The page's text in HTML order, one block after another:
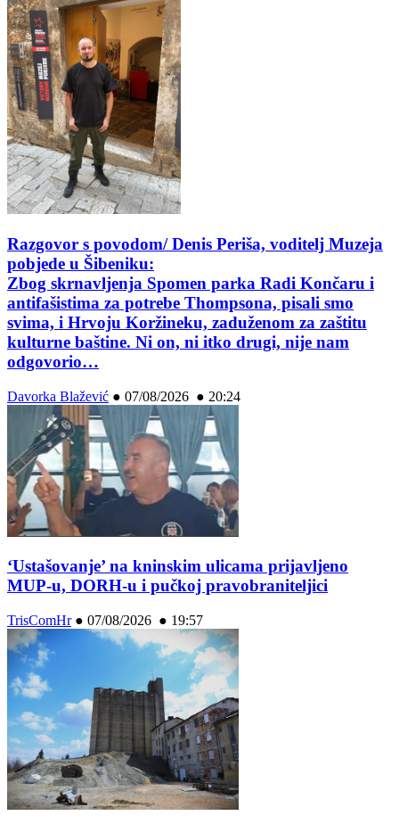
Razgovor s povodom/ Denis Periša, voditelj Muzeja
pobjede u Šibeniku:
Zbog skrnavljenja Spomen parka Radi Končaru i
antifašistima za potrebe Thompsona, pisali smo
svima, i Hrvoju Koržineku, zaduženom za zaštitu
kulturne baštine. Ni on, ni itko drugi, nije nam
odgovorio…
Davorka Blažević ● 07/08/2026 ● 20:24
‘Ustašovanje’ na kninskim ulicama prijavljeno
MUP-u, DORH-u i pučkoj pravobraniteljici
TrisComHr● 07/08/2026 ● 19:57